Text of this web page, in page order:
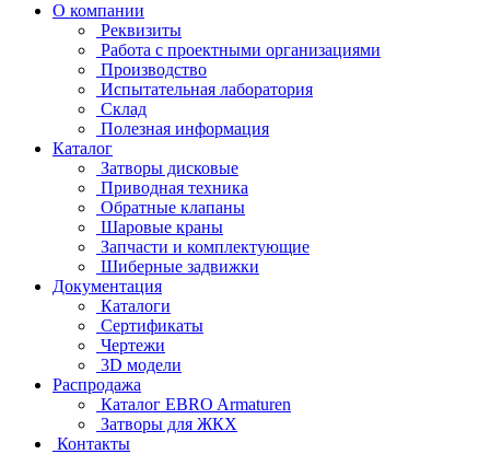
О компании
Реквизиты
Работа с проектными организациями
Производство
Испытательная лаборатория
Склад
Полезная информация
Каталог
Затворы дисковые
Приводная техника
Обратные клапаны
Шаровые краны
Запчасти и комплектующие
Шиберные задвижки
Документация
Каталоги
Сертификаты
Чертежи
3D модели
Распродажа
Каталог EBRO Armaturen
Затворы для ЖКХ
Контакты